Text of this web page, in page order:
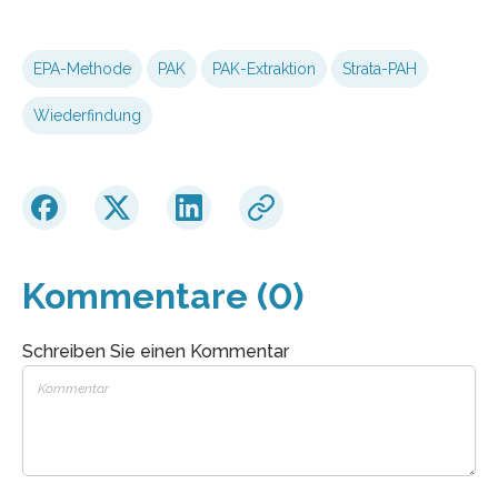
EPA-Methode PAK PAK-Extraktion Strata-PAH
Wiederfindung
Kommentare (0)
Schreiben Sie einen Kommentar